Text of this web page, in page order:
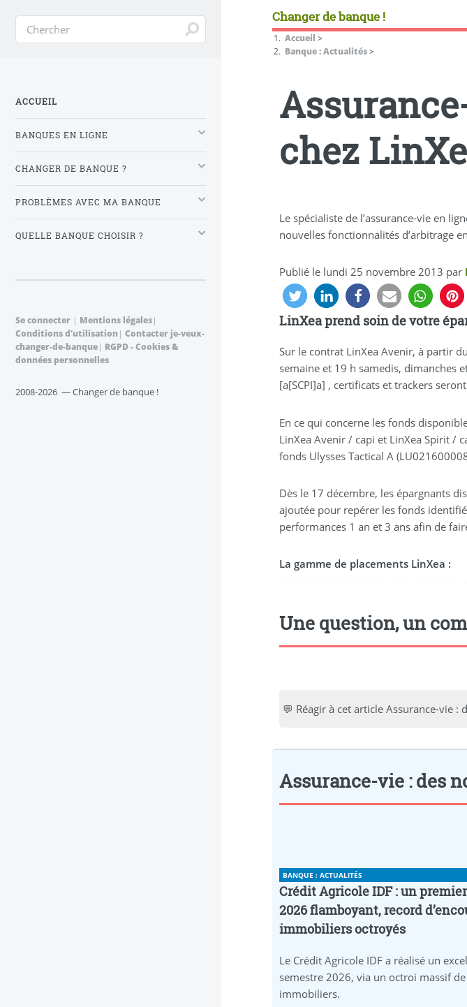
Changer de banque !
Accueil >
Banque : Actualités>
chez
Le spécialiste de l’assurance-vie en
nouvelles fonctionnalités d’arbitrage
Publié le lundi 25 novembre 2013 par
LinXea prend soin de votre
Sur le contrat LinXea Avenir, à partir
semaine et 19 h samedis, dimanches
[a[SCPI]a] , certificats et trackers
En ce qui concerne les fonds
LinXea Avenir / capi et LinXea Spirit /
fonds Ulysses Tactical A
Dès le 17 décembre, les épargnants
ajoutée pour repérer les fonds
performances 1 an et 3 ans afin de
La gamme de placements LinXea :
Une question, un
💬 Réagir à cet article Assurance-vie :
Assurance-vie : des
BANQUE : ACTUALITÉS
Crédit Agricole IDF : un
2026 flamboyant, record
immobiliers octroyés
Le Crédit Agricole IDF a réalisé un
semestre 2026, via un octroi massif
immobiliers.
ACCUEIL
BANQUES EN LIGNE
CHANGER DE BANQUE ?
PROBLÈMES AVEC MA BANQUE
QUELLE BANQUE CHOISIR ?
Se connecter | Mentions légales|
Conditions d’utilisation| Contacter je-veux-
changer-de-banque| RGPD - Cookies &
données personnelles
2008-2026 — Changer de banque !